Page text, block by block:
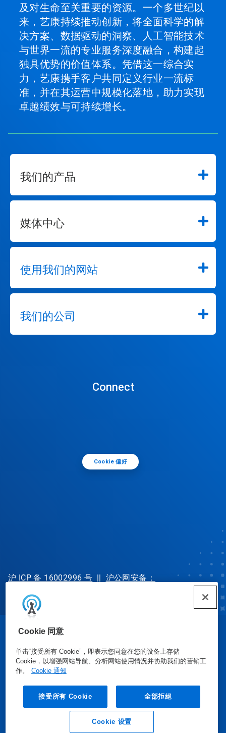
Cookie 同意
单击“接受所有 Cookie”，即表示您同意在您的设备上存储
Cookie，以增强网站导航、分析网站使用情况并协助我们的营销工
作。
Cookie 通知
接受所有 Cookie 全部拒絕
Cookie 设置
及对生命至关重要的资源。一个多世纪以
来，艺康持续推动创新，将全面科学的解
决方案、数据驱动的洞察、人工智能技术
与世界一流的专业服务深度融合，构建起
独具优势的价值体系。凭借这一综合实
力，艺康携手客户共同定义行业一流标
准，并在其运营中规模化落地，助力实现
卓越绩效与可持续增长。
我们的产品
媒体中心
使用我们的网站
我们的公司
Connect
Cookie 偏好
沪 ICP 备 16002996 号 || 沪公网安备：
31010702002902 号
业务垂询 联系我们
安全数据表 | 隐私政策|使用条款